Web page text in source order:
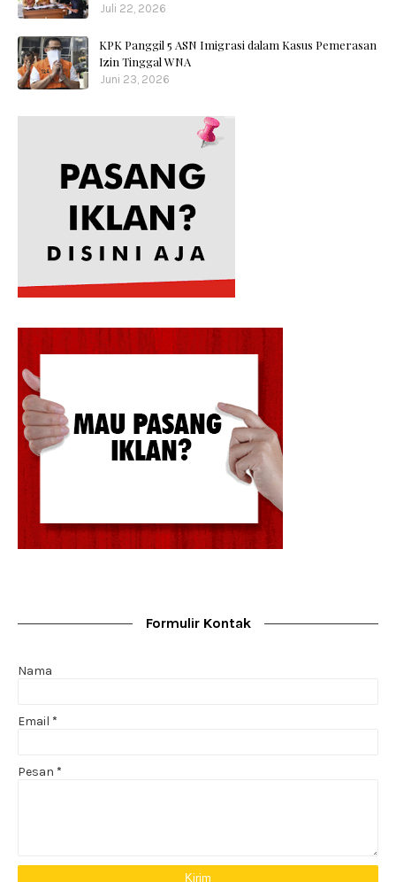
Juli 22, 2026
KPK Panggil 5 ASN Imigrasi dalam Kasus Pemerasan
Izin Tinggal WNA
Juni 23, 2026
Formulir Kontak
Nama
Email *
Pesan *